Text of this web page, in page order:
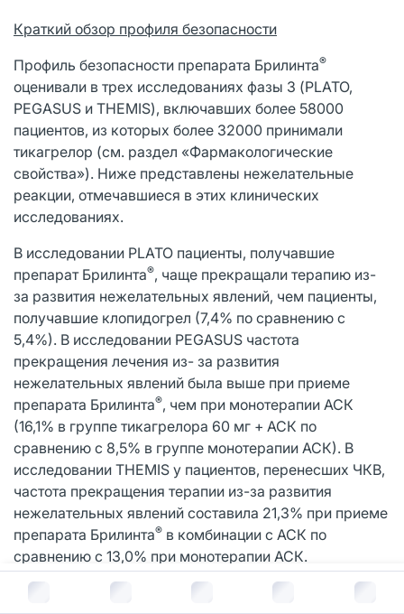
В корзину за руб.
Краткий обзор профиля безопасности
Профиль безопасности препарата Брилинта®
оценивали в трех исследованиях фазы 3 (PLATO,
PEGASUS и THEMIS), включавших более 58000
пациентов, из которых более 32000 принимали
тикагрелор (см. раздел «Фармакологические
свойства»). Ниже представлены нежелательные
реакции, отмечавшиеся в этих клинических
исследованиях.
В исследовании PLATO пациенты, получавшие
препарат Брилинта®, чаще прекращали терапию из-
за развития нежелательных явлений, чем пациенты,
получавшие клопидогрел (7,4% по сравнению с
5,4%). В исследовании PEGASUS частота
прекращения лечения из- за развития
нежелательных явлений была выше при приеме
препарата Брилинта®, чем при монотерапии АСК
(16,1% в группе тикагрелора 60 мг + АСК по
сравнению с 8,5% в группе монотерапии АСК). В
исследовании THEMIS у пациентов, перенесших ЧКВ,
частота прекращения терапии из-за развития
нежелательных явлений составила 21,3% при приеме
препарата Брилинта® в комбинации с АСК по
сравнению с 13,0% при монотерапии АСК.